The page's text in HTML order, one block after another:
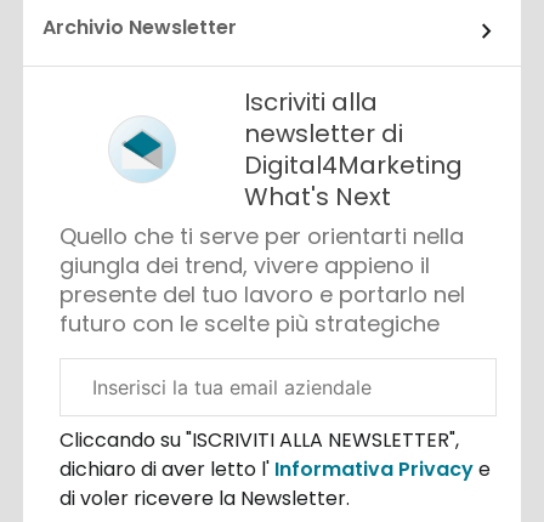
Archivio Newsletter
Iscriviti alla
newsletter di
Digital4Marketing
What's Next
Quello che ti serve per orientarti nella
giungla dei trend, vivere appieno il
presente del tuo lavoro e portarlo nel
futuro con le scelte più strategiche
aziendale
Cliccando su "ISCRIVITI ALLA NEWSLETTER",
dichiaro di aver letto l' Informativa Privacye
di voler ricevere la Newsletter.